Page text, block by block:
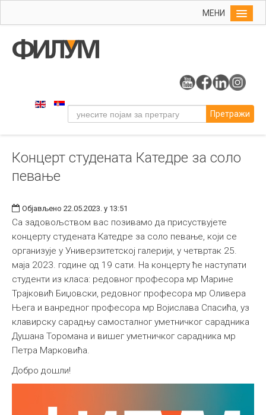
МЕНИ
Упис
Уметност
Музичка уметност
Примењена и ликовна уметност
Издаваштво
Библиотека
Студенти
Међународна
Претражи
Концерт студената Катедре за соло
певање
Објављено 22.05.2023. у 13:51
Са задовољством вас позивамо да присуствујете
концерту студената Катедре за соло певање, који се
организује у Универзитетској галерији, у четвртак 25.
маја 2023. године од 19 сати. На концерту ће наступати
студенти из класа: редовног професора мр Марине
Трајковић Биџовски, редовног професора мр Оливера
Њега и ванредног професора мр Војислава Спасића, уз
клавирску сарадњу самосталног уметничког сарадника
Душана Торомана и вишег уметничког сарадника мр
Петра Марковића.
Добро дошли!